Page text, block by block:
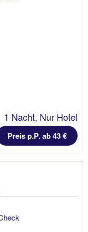
1 Nacht, Nur Hotel
Preis p.P. ab 43 €